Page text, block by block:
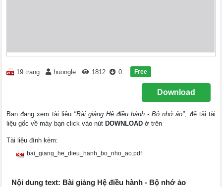
19 trang huongle 1812 0 Free
Download
Bạn đang xem tài liệu "Bài giảng Hệ điều hành - Bộ nhớ ảo", để tải tài
liệu gốc về máy bạn click vào nút DOWNLOAD ở trên
Tài liệu đính kèm:
bai_giang_he_dieu_hanh_bo_nho_ao.pdf
Nội dung text: Bài giảng Hệ điều hành - Bộ nhớ ảo